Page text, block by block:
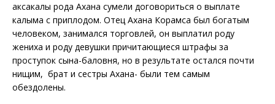
аксакалы рода Ахана сумели договориться о выплате
калыма с приплодом. Отец Ахана Корамса был богатым
человеком, занимался торговлей, он выплатил роду
жениха и роду девушки причитающиеся штрафы за
проступок сына-баловня, но в результате остался почти
нищим, брат и сестры Ахана- были тем самым
обездолены.